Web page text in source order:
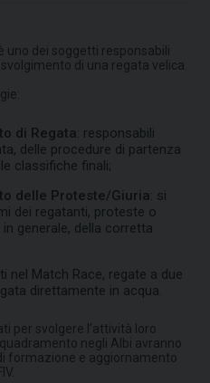
uno dei soggetti responsabili
di una regata velica.
di Regata: responsabili
delle procedure di partenza
classifiche finali;
delle Proteste/Giuria: si
dei regatanti, proteste o
generale, della corretta
nel Match Race, regate a due
direttamente in acqua.
per svolgere l’attività loro
negli Albi avranno
formazione e aggiornamento